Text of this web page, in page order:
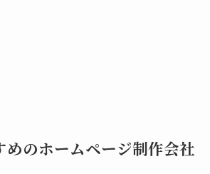
めのホームページ制作会社